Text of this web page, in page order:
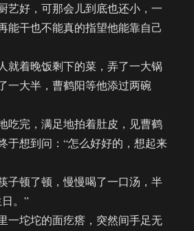
好，可那会儿到底也还小，一
能干也不能真的指望他能靠自己
着晚饭剩下的菜，弄了一大锅
一大半，曹鹤阳等他添过两碗
完，满足地拍着肚皮，见曹鹤
于想到问：“怎么好好的，想起来
顿了顿，慢慢喝了一口汤，半
。”
坨坨的面疙瘩，突然间手足无